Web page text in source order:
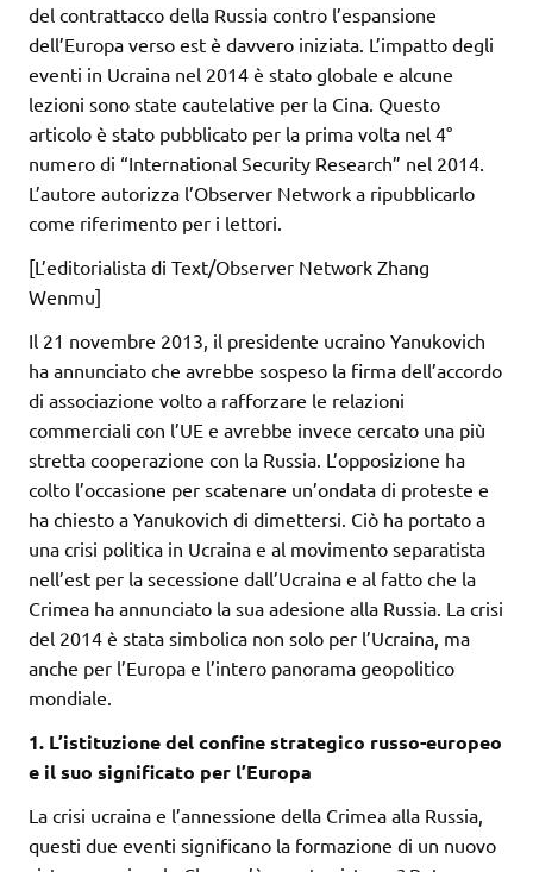
del contrattacco della Russia contro l’espansione
dell’Europa verso est è davvero iniziata. L’impatto degli
eventi in Ucraina nel 2014 è stato globale e alcune
lezioni sono state cautelative per la Cina. Questo
articolo è stato pubblicato per la prima volta nel 4°
numero di “International Security Research” nel 2014.
L’autore autorizza l’Observer Network a ripubblicarlo
come riferimento per i lettori.
[L’editorialista di Text/Observer Network Zhang
Wenmu]
Il 21 novembre 2013, il presidente ucraino Yanukovich
ha annunciato che avrebbe sospeso la firma dell’accordo
di associazione volto a rafforzare le relazioni
commerciali con l’UE e avrebbe invece cercato una più
stretta cooperazione con la Russia. L’opposizione ha
colto l’occasione per scatenare un’ondata di proteste e
ha chiesto a Yanukovich di dimettersi. Ciò ha portato a
una crisi politica in Ucraina e al movimento separatista
nell’est per la secessione dall’Ucraina e al fatto che la
Crimea ha annunciato la sua adesione alla Russia. La crisi
del 2014 è stata simbolica non solo per l’Ucraina, ma
anche per l’Europa e l’intero panorama geopolitico
mondiale.
1. L’istituzione del confine strategico russo-europeo
e il suo significato per l’Europa
La crisi ucraina e l’annessione della Crimea alla Russia,
questi due eventi significano la formazione di un nuovo